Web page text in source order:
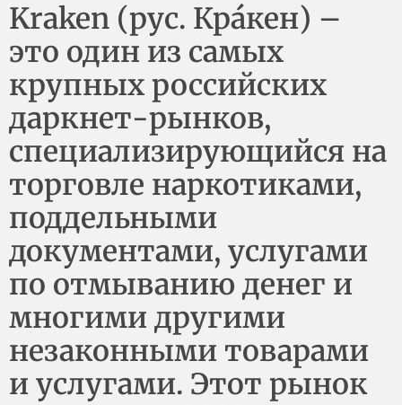
Kraken (рус. Кра́кен) –
это один из самых
крупных российских
даркнет-рынков,
специализирующийся на
торговле наркотиками,
поддельными
документами, услугами
по отмыванию денег и
многими другими
незаконными товарами
и услугами. Этот рынок